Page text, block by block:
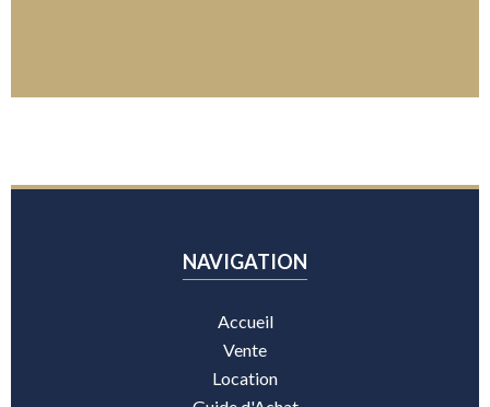
NAVIGATION
Accueil
Vente
Location